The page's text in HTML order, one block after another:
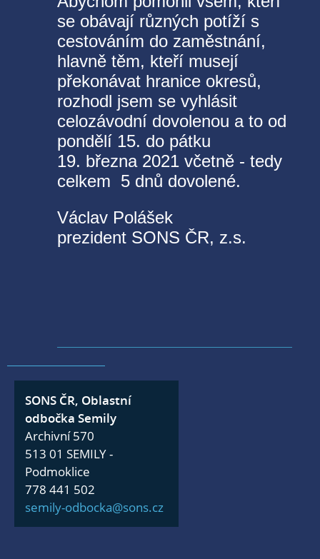
se obávají různých potíží s
cestováním do zaměstnání,
hlavně těm, kteří musejí
překonávat hranice okresů,
rozhodl jsem se vyhlásit
celozávodní dovolenou a to od
pondělí 15. do pátku
19. března 2021 včetně - tedy
celkem 5 dnů dovolené.
Václav Polášek
prezident SONS ČR, z.s.
SONS ČR, Oblastní
odbočka Semily
Archivní 570
513 01 SEMILY -
Podmoklice
778 441 502
semily-odbocka@sons.cz